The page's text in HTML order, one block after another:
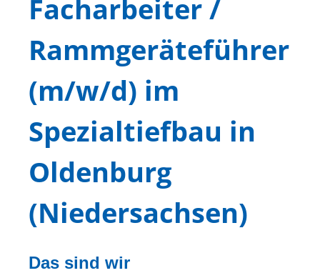
Facharbeiter /
Rammgeräteführer
(m/w/d) im
Spezialtiefbau in
Oldenburg
(Niedersachsen)
Das sind wir